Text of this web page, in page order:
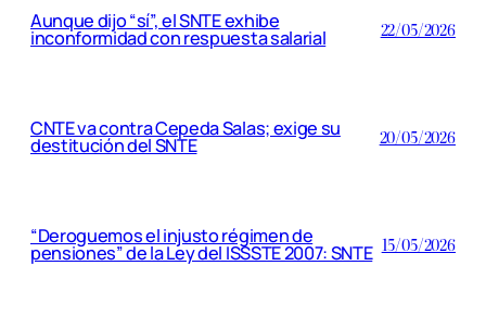
Aunque dijo “sí”, el SNTE exhibe
inconformidad con respuesta salarial 22/05/2026
CNTE va contra Cepeda Salas; exige su
destitución del SNTE 20/05/2026
“Deroguemos el injusto régimen de
pensiones” de la Ley del ISSSTE 2007: SNTE 15/05/2026